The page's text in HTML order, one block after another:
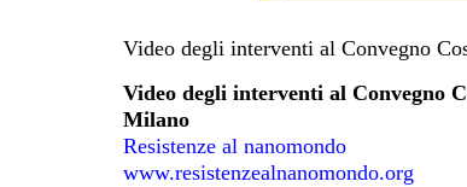
Video degli interventi al Convegno
Video degli interventi al Convegno
Milano
Resistenze al nanomondo
www.resistenzealnanomondo.org